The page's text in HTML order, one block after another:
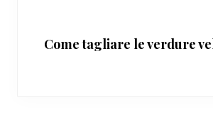
Come tagliare le verdure